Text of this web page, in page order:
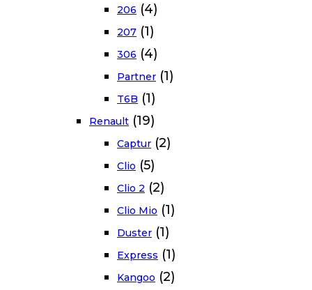
206 (4)
207 (1)
306 (4)
Partner (1)
T6B (1)
Renault (19)
Captur (2)
Clio (5)
Clio 2 (2)
Clio Mio (1)
Duster (1)
Express (1)
Kangoo (2)